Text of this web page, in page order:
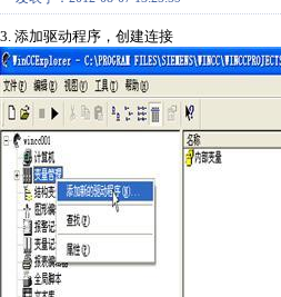
3. 添加驱动程序，创建连接